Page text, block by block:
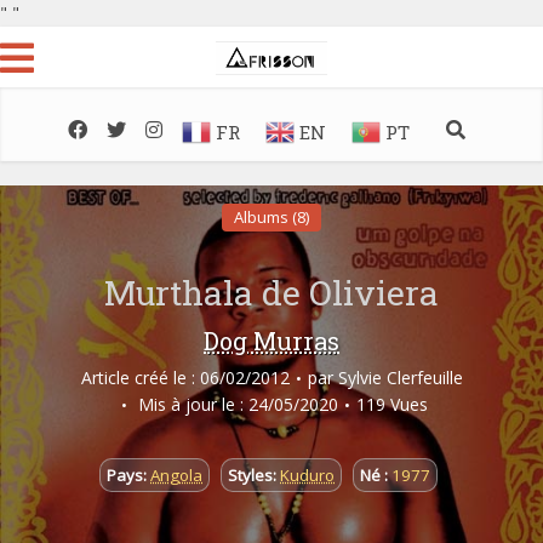
" "
FR EN PT
Albums (8)
Murthala de Oliviera
Dog Murras
Article créé le : 06/02/2012 par Sylvie Clerfeuille
Mis à jour le : 24/05/2020
119 Vues
Pays:Angola Styles:Kuduro Né :1977